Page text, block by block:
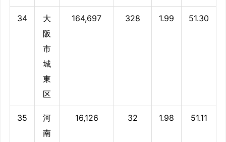
34
大
阪
市
城
東
区
164,697 328 1.99 51.30
35
河
南
16,126 32 1.98 51.11